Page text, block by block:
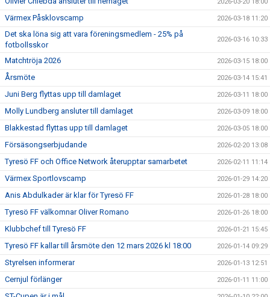
Värmex Påsklovscamp 2026-03-18 11:20
Det ska löna sig att vara föreningsmedlem - 25% på
fotbollsskor
2026-03-16 10:33
Matchtröja 2026 2026-03-15 18:00
Årsmöte 2026-03-14 15:41
Juni Berg flyttas upp till damlaget 2026-03-11 18:00
Molly Lundberg ansluter till damlaget 2026-03-09 18:00
Blakkestad flyttas upp till damlaget 2026-03-05 18:00
Försäsongserbjudande 2026-02-20 13:08
Tyresö FF och Office Network återupptar samarbetet 2026-02-11 11:14
Värmex Sportlovscamp 2026-01-29 14:20
Anis Abdulkader är klar för Tyresö FF 2026-01-28 18:00
Tyresö FF välkomnar Oliver Romano 2026-01-26 18:00
Klubbchef till Tyresö FF 2026-01-21 15:45
Tyresö FF kallar till årsmöte den 12 mars 2026 kl 18:00 2026-01-14 09:29
Styrelsen informerar 2026-01-13 12:51
Cernjul förlänger 2026-01-11 11:00